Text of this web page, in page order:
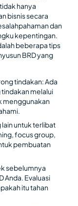
hanya
bisnis secara
dan
kepentingan.
beberapa tips
BRD yang
tindakan: Ada
melalui
menggunakan
lain untuk terlibat
focus group,
pembuatan
sebelumnya
Anda. Evaluasi
itu tahan